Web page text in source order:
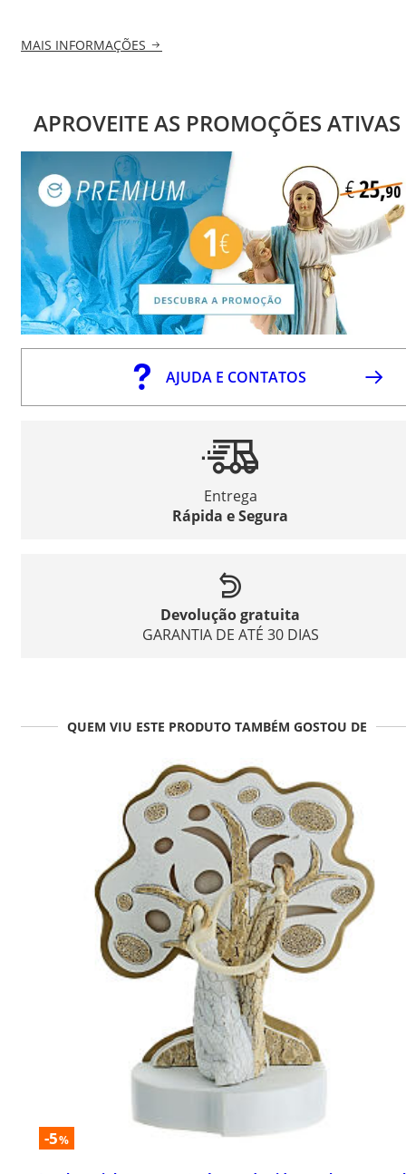
MAIS INFORMAÇÕES
APROVEITE AS PROMOÇÕES ATIVAS
AJUDA E CONTATOS
Entrega
Rápida e Segura
Devolução gratuita
GARANTIA DE ATÉ 30 DIAS
QUEM VIU ESTE PRODUTO TAMBÉM GOSTOU DE
-5%